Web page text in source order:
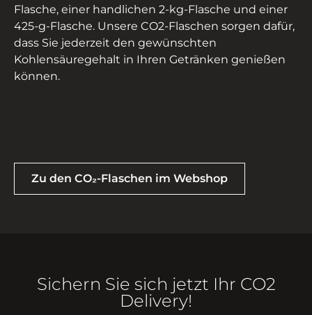
Flasche, einer handlichen 2-kg-Flasche und einer
425-g-Flasche. Unsere CO2-Flaschen sorgen dafür,
dass Sie jederzeit den gewünschten
Kohlensäuregehalt in Ihren Getränken genießen
können.
Zu den CO₂-Flaschen im Webshop
Sichern Sie sich jetzt Ihr CO2
Delivery!